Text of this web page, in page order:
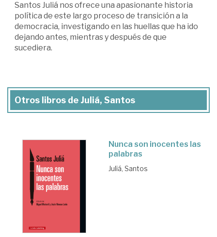
Santos Juliá nos ofrece una apasionante historia
política de este largo proceso de transición a la
democracia, investigando en las huellas que ha ido
dejando antes, mientras y después de que
sucediera.
Otros libros de Juliá, Santos
Nunca son inocentes las
palabras
Juliá, Santos